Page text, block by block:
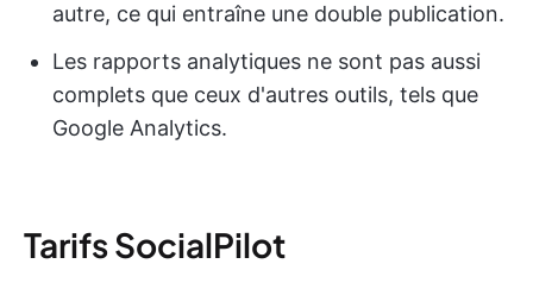
autre, ce qui entraîne une double publication.
Les rapports analytiques ne sont pas aussi
complets que ceux d'autres outils, tels que
Google Analytics.
Tarifs SocialPilot